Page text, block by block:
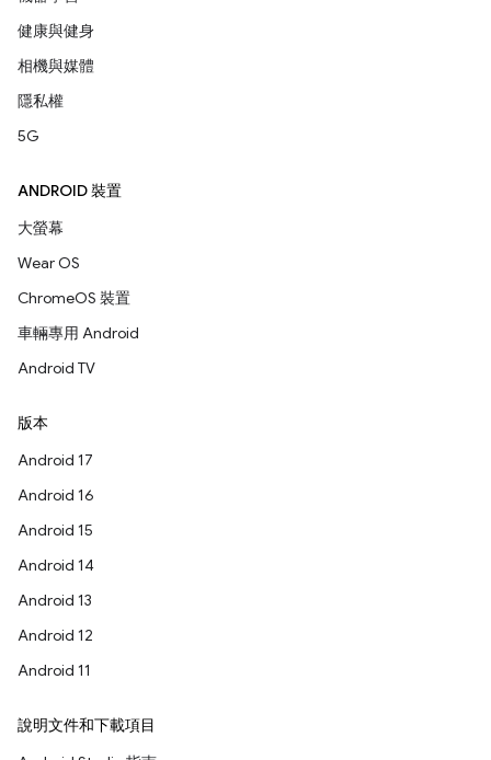
健康與健身
相機與媒體
隱私權
5G
ANDROID 裝置
大螢幕
Wear OS
ChromeOS 裝置
車輛專用 Android
Android TV
版本
Android 17
Android 16
Android 15
Android 14
Android 13
Android 12
Android 11
說明文件和下載項目